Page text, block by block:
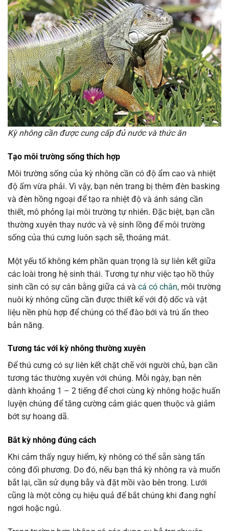
Kỳ nhông cần được cung cấp đủ nước và thức ăn
Tạo môi trường sống thích hợp
Môi trường sống của kỳ nhông cần có độ ẩm cao và nhiệt
độ ấm vừa phải. Vì vậy, bạn nên trang bị thêm đèn basking
và đèn hồng ngoại để tạo ra nhiệt độ và ánh sáng cần
thiết, mô phỏng lại môi trường tự nhiên. Đặc biệt, bạn cần
thường xuyên thay nước và vệ sinh lồng để môi trường
sống của thú cưng luôn sạch sẽ, thoáng mát.
Một yếu tố không kém phần quan trọng là sự liên kết giữa
các loài trong hệ sinh thái. Tương tự như việc tạo hồ thủy
sinh cần có sự cân bằng giữa cá và cá có chân, môi trường
nuôi kỳ nhông cũng cần được thiết kế với độ dốc và vật
liệu nền phù hợp để chúng có thể đào bới và trú ẩn theo
bản năng.
Tương tác với kỳ nhông thường xuyên
Để thú cưng có sự liên kết chặt chẽ với người chủ, bạn cần
tương tác thường xuyên với chúng. Mỗi ngày, bạn nên
dành khoảng 1 – 2 tiếng để chơi cùng kỳ nhông hoặc huấn
luyện chúng để tăng cường cảm giác quen thuộc và giảm
bớt sự hoang dã.
Bắt kỳ nhông đúng cách
Khi cảm thấy nguy hiểm, kỳ nhông có thể sẵn sàng tấn
công đối phương. Do đó, nếu bạn thả kỳ nhông ra và muốn
bắt lại, cần sử dụng bẫy và đặt mồi vào bên trong. Lưới
cũng là một công cụ hiệu quả để bắt chúng khi đang nghỉ
ngơi hoặc ngủ.